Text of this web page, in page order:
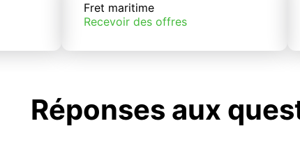
Fret maritime
Recevoir des offres
Réponses aux